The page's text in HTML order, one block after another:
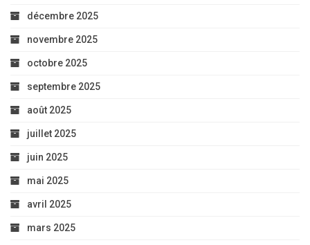
décembre 2025
novembre 2025
octobre 2025
septembre 2025
août 2025
juillet 2025
juin 2025
mai 2025
avril 2025
mars 2025